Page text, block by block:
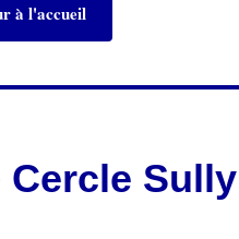
à l'accueil
Sully